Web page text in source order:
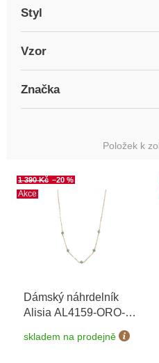
Styl
Vzor
Značka
Položek k
Akce
1 390 Kč –20 %
Dámský náhrdelník
Alisia AL4159-ORO-
skladem na prodejně